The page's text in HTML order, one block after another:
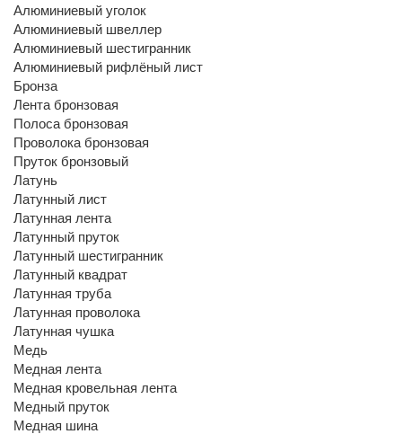
Алюминиевый уголок
Алюминиевый швеллер
Алюминиевый шестигранник
Алюминиевый рифлёный лист
Бронза
Лента бронзовая
Полоса бронзовая
Проволока бронзовая
Пруток бронзовый
Латунь
Латунный лист
Латунная лента
Латунный пруток
Латунный шестигранник
Латунный квадрат
Латунная труба
Латунная проволока
Латунная чушка
Медь
Медная лента
Медная кровельная лента
Медный пруток
Медная шина